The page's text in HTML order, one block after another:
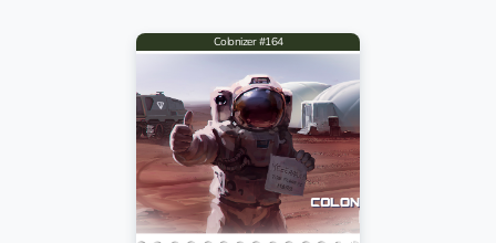
Colonizer #164